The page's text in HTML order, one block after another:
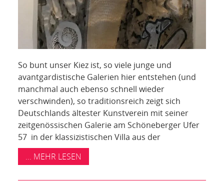
So bunt unser Kiez ist, so viele junge und
avantgardistische Galerien hier entstehen (und
manchmal auch ebenso schnell wieder
verschwinden), so traditionsreich zeigt sich
Deutschlands ältester Kunstverein mit seiner
zeitgenössischen Galerie am Schöneberger Ufer
57 in der klassizistischen Villa aus der
... MEHR LESEN